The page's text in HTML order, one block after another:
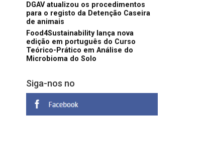
DGAV atualizou os procedimentos
para o registo da Detenção Caseira
de animais
Food4Sustainability lança nova
edição em português do Curso
Teórico-Prático em Análise do
Microbioma do Solo
Siga-nos no